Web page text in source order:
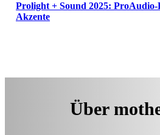
Prolight + Sound 2025: ProAudio-
Akzente
Über